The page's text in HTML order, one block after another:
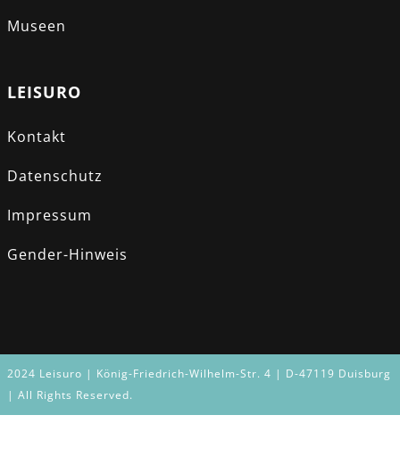
Museen
LEISURO
Kontakt
Datenschutz
Impressum
Gender-Hinweis
2024 Leisuro | König-Friedrich-Wilhelm-Str. 4 | D-47119 Duisburg
| All Rights Reserved.